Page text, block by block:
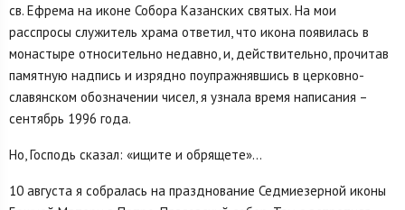
св. Ефрема на иконе Собора Казанских святых. На мои
расспросы служитель храма ответил, что икона появилась в
монастыре относительно недавно, и, действительно, прочитав
памятную надпись и изрядно поупражнявшись в церковно-
славянском обозначении чисел, я узнала время написания –
сентябрь 1996 года.
Но, Господь сказал: «ищите и обрящете»…
10 августа я собралась на празднование Седмиезерной иконы